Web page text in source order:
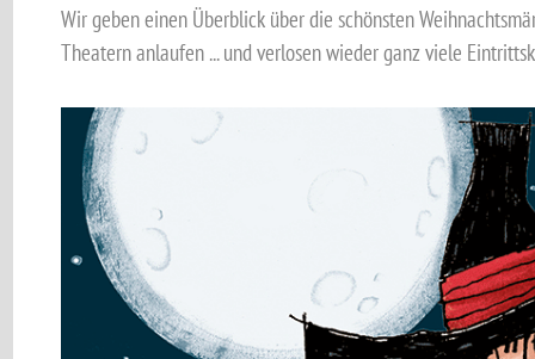
Wir geben einen Überblick über die schönsten
Theatern anlaufen ... und verlosen wieder ganz viele